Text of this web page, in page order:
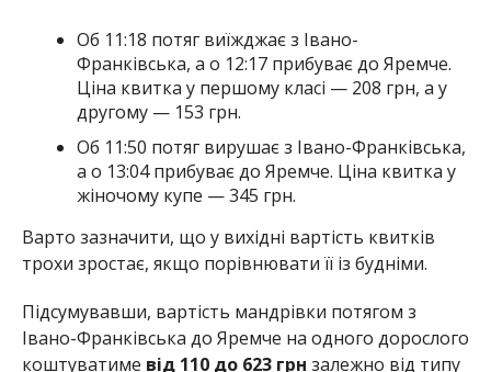
Об 11:18 потяг виїжджає з Івано-
Франківська, а о 12:17 прибуває до Яремче.
Ціна квитка у першому класі — 208 грн, а у
другому — 153 грн.
Об 11:50 потяг вирушає з Івано-Франківська,
а о 13:04 прибуває до Яремче. Ціна квитка у
жіночому купе — 345 грн.
Варто зазначити, що у вихідні вартість квитків
трохи зростає, якщо порівнювати її із будніми.
Підсумувавши, вартість мандрівки потягом з
Івано-Франківська до Яремче на одного дорослого
коштуватиме від 110 до 623 грн залежно від типу